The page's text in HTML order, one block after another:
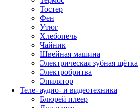
Тостер
Фен
Утюг
Хлебопечь
Чайник
Швейная машина
Электрическая зубная щётка
Электробритва
Эпилятор
Теле- аудио- и видеотехника
Блюрей плеер